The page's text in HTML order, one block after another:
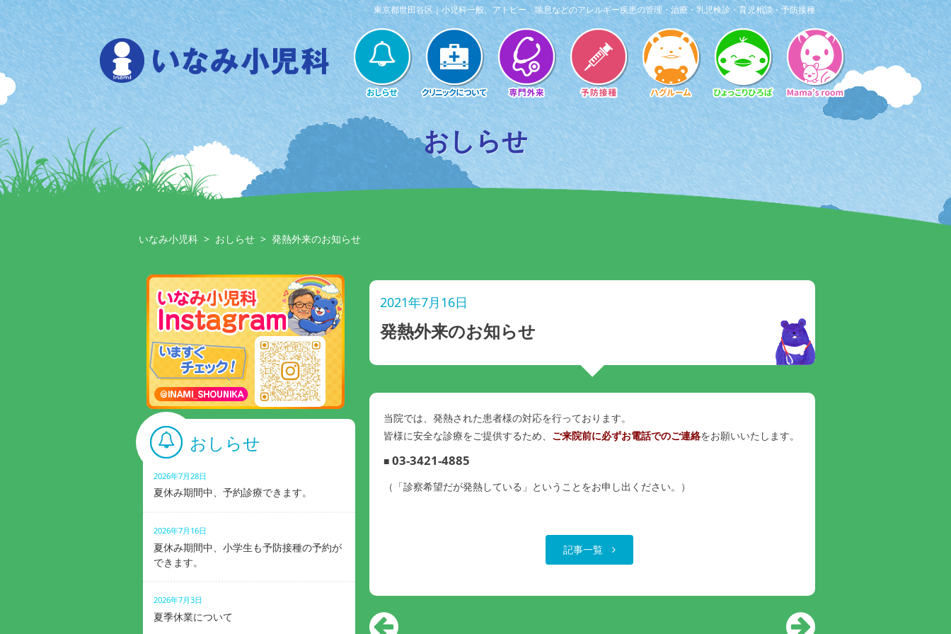
Skip
to
content
東京都世田谷区｜小児科一般、アトピー、喘息などのアレルギー疾患の管理・治療・乳児検診・育児相談・予防接種
おしらせ
いなみ小児科 > おしらせ > 発熱外来のお知らせ
2021年7月16日
発熱外来のお知らせ
当院では、発熱された患者様の対応を行っております。
皆様に安全な診療をご提供するため、 ご来院前に必ずお電話でのご連絡をお願いいたします。
■ 03-3421-4885
（「診察希望だが発熱している」ということをお申し出ください。）
記事一覧
おしらせ
2026年7月28日
夏休み期間中、予約診療できます。
2026年7月16日
夏休み期間中、小学生も予防接種の予約が
できます。
2026年7月3日
夏季休業について